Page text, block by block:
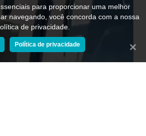
para proporcionar uma melhor
navegando, você concorda com a nossa
de privacidade.
Política de privacidade Fechar